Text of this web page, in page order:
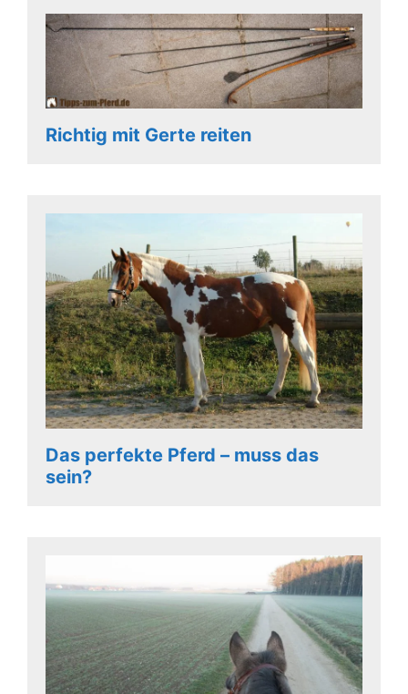
Richtig mit Gerte reiten
Das perfekte Pferd – muss das
sein?